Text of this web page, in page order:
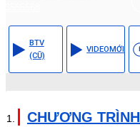
BTV
(CŨ)
VIDEOMỚI
CHƯƠNG